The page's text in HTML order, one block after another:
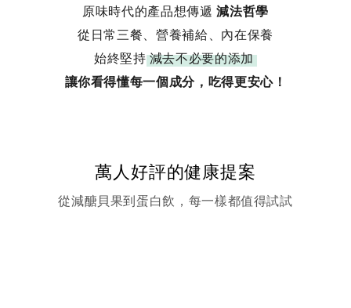
原味時代的產品想傳遞減法哲學
從日常三餐、營養補給、內在保養
始終堅持 減去不必要的添加
讓你看得懂每一個成分，吃得更安心！
萬人好評的健康提案
從減醣貝果到蛋白飲，每一樣都值得試試